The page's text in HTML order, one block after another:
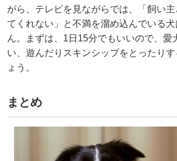
がら、テレビを見ながらでは、「飼い
てくれない」と不満を溜め込んでいる
ん。まずは、1日15分でもいいので、愛
い、遊んだりスキンシップをとったり
ょう。
まとめ